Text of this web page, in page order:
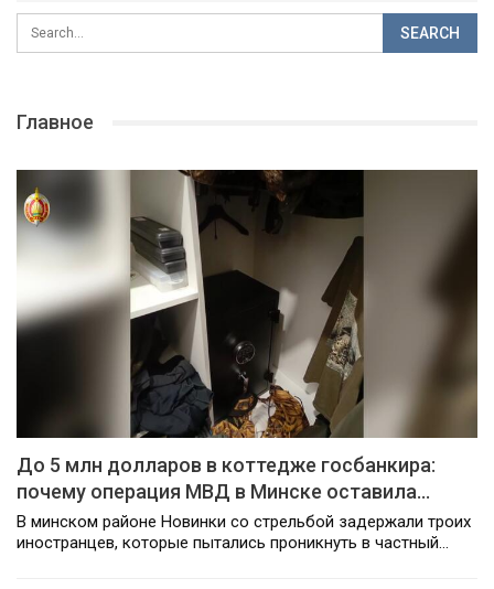
Главное
До 5 млн долларов в коттедже госбанкира:
почему операция МВД в Минске оставила…
В минском районе Новинки со стрельбой задержали троих
иностранцев, которые пытались проникнуть в частный…